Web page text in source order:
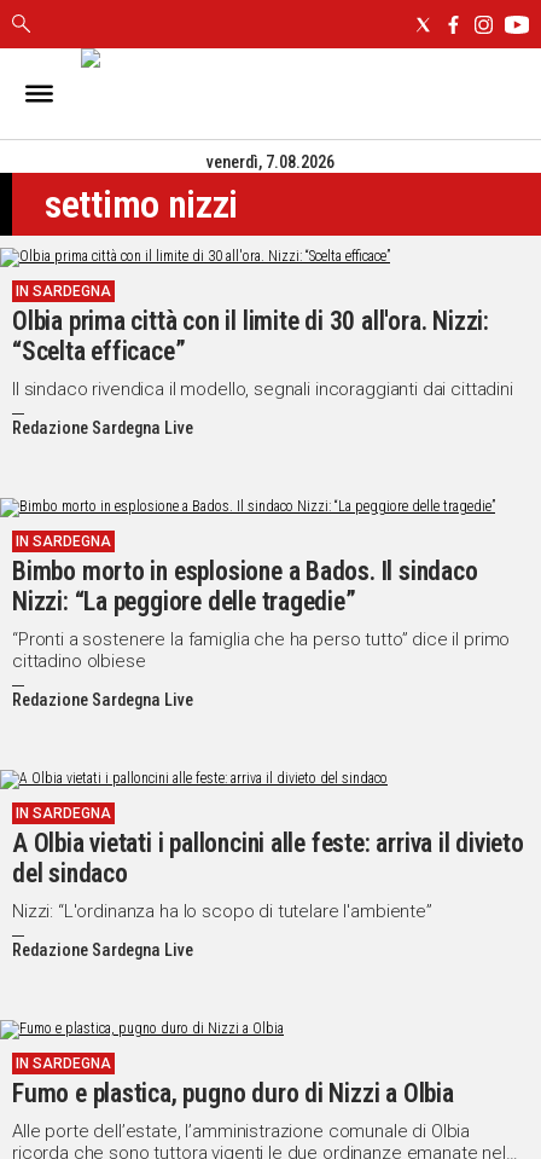
IN
CAGLIARI
SASSARI
NUORO
ORISTANO
SULCIS
GALLURA
OGLIASTRA
MEDIO
CAMPIDANO
NOTIZIE
POLITICA
IN
ITALIA
NEL
MONDO
VIDEO
WHATSAPP
Social
venerdì, 7.08.2026
settimo nizzi
IN SARDEGNA
Olbia prima città con il limite di 30 all'ora. Nizzi:
“Scelta efficace”
Il sindaco rivendica il modello, segnali incoraggianti dai cittadini
Redazione Sardegna Live
IN SARDEGNA
Bimbo morto in esplosione a Bados. Il sindaco
Nizzi: “La peggiore delle tragedie”
“Pronti a sostenere la famiglia che ha perso tutto” dice il primo
cittadino olbiese
Redazione Sardegna Live
IN SARDEGNA
A Olbia vietati i palloncini alle feste: arriva il divieto
del sindaco
Nizzi: “L'ordinanza ha lo scopo di tutelare l'ambiente”
Redazione Sardegna Live
IN SARDEGNA
Fumo e plastica, pugno duro di Nizzi a Olbia
Alle porte dell’estate, l’amministrazione comunale di Olbia
ricorda che sono tuttora vigenti le due ordinanze emanate nel